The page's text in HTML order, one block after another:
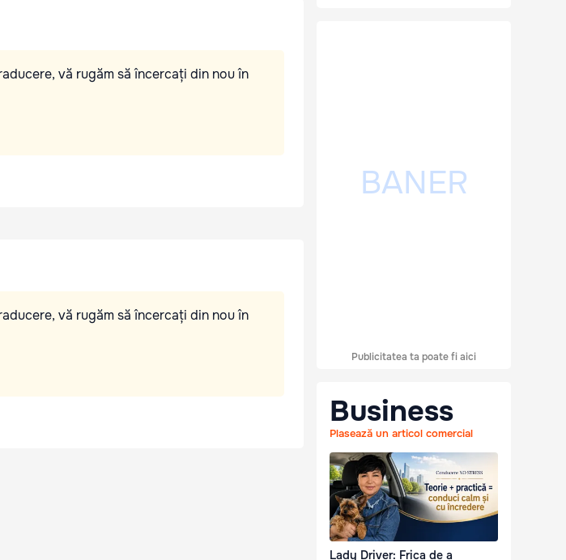
vă rugăm să încercați din nou în
vă rugăm să încercați din nou în
Publicitatea ta poate fi aici
Business
Plasează un articol comercial
Lady Driver: Frica de a